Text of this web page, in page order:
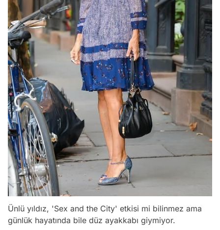
Ünlü yıldız, 'Sex and the City' etkisi mi bilinmez ama
günlük hayatında bile düz ayakkabı giymiyor.